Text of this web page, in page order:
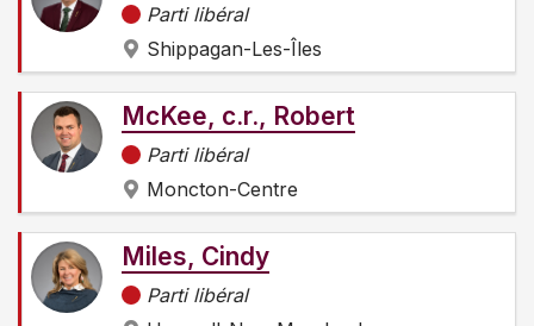
Parti libéral
Shippagan-Les-Îles
McKee, c.r., Robert
Parti libéral
Moncton-Centre
Miles, Cindy
Parti libéral